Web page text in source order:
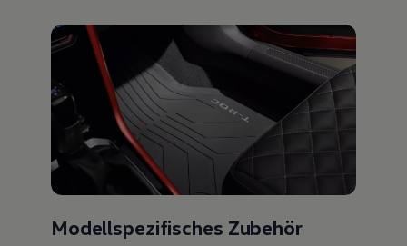
Modellspezifisches Zubehör